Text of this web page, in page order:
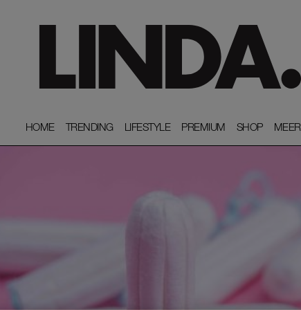
HOME
HOME TRENDING
TRENDING LIFESTYLE
LIFESTYLE PREMIUM
PREMIUM SHOP
SHOP MEER
MEER